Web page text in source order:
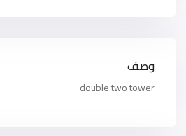
وصف
double two tower